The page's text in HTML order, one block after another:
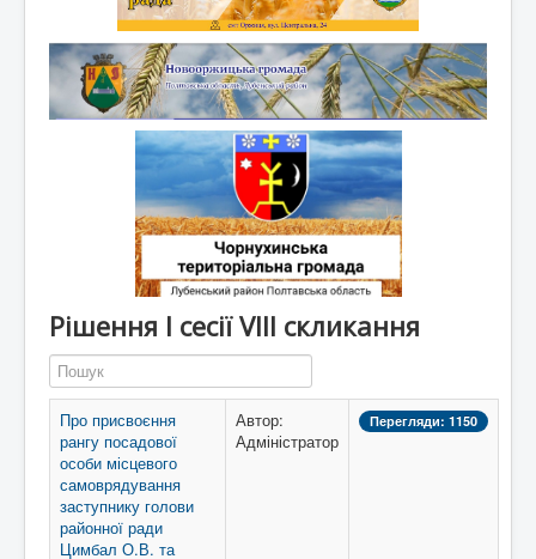
Рішення І сесії VIII скликання
Пошук
Про присвоєння
рангу посадової
особи місцевого
самоврядування
заступнику голови
районної ради
Цимбал О.В. та
Автор:
Адміністратор
Перегляди: 1150